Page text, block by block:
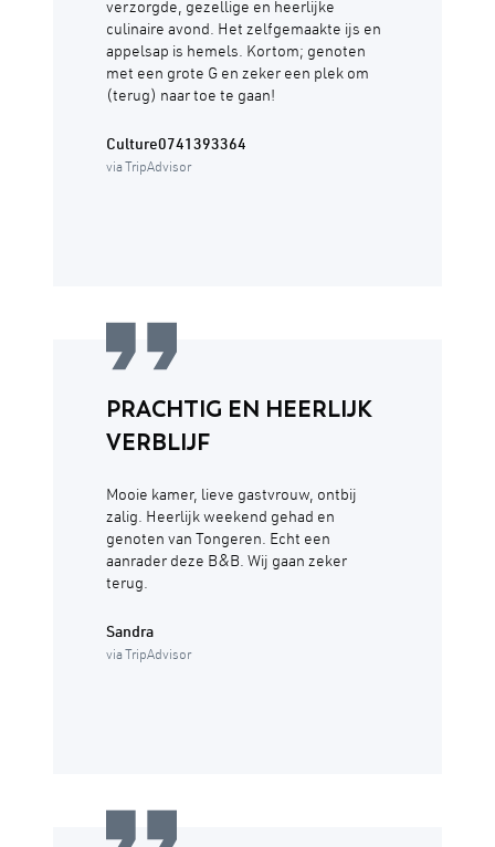
verzorgde, gezellige en heerlijke
culinaire avond. Het zelfgemaakte ijs en
appelsap is hemels. Kortom; genoten
met een grote G en zeker een plek om
(terug) naar toe te gaan!
Culture0741393364
via TripAdvisor
PRACHTIG EN HEERLIJK
VERBLIJF
Mooie kamer, lieve gastvrouw, ontbij
zalig. Heerlijk weekend gehad en
genoten van Tongeren. Echt een
aanrader deze B&B. Wij gaan zeker
terug.
Sandra
via TripAdvisor